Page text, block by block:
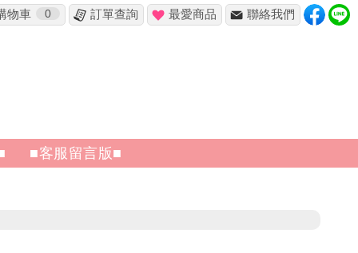
物車 0 訂單查詢 最愛商品 聯絡我們
■客服留言版■
✖